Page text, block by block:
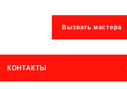
Вызвать мастера
КОНТАКТЫ